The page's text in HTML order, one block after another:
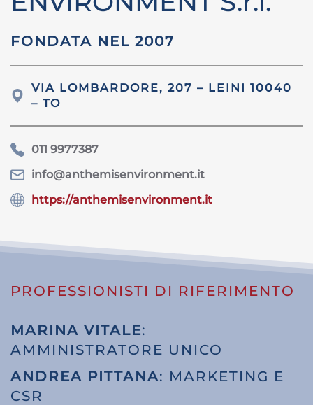
FONDATA NEL 2007
VIA LOMBARDORE, 207 – LEINI 10040
– TO
011 9977387
info@anthemisenvironment.it
https://anthemisenvironment.it
PROFESSIONISTI DI RIFERIMENTO
MARINA VITALE:
AMMINISTRATORE UNICO
ANDREA PITTANA: MARKETING E
CSR